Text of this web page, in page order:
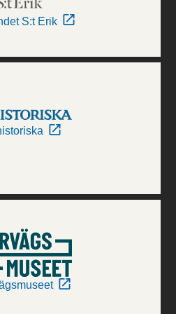
S:t Erik